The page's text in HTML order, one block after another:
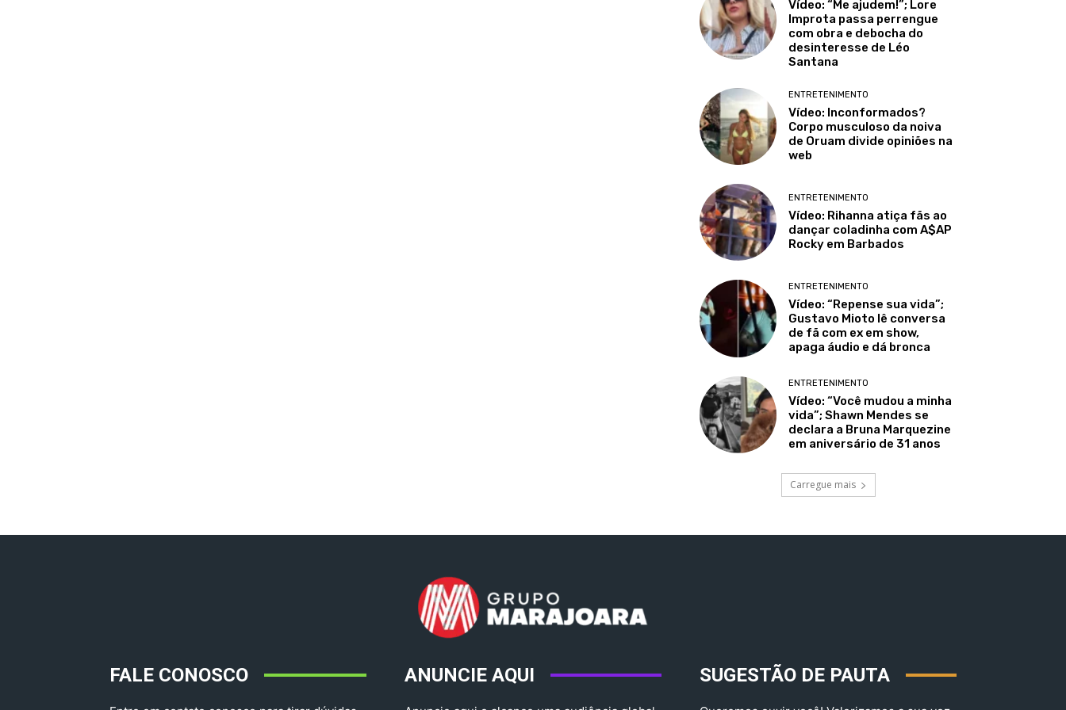
Vídeo: “Me ajudem!”; Lore
Improta passa perrengue
com obra e debocha do
desinteresse de Léo
Santana
ENTRETENIMENTO
Vídeo: Inconformados?
Corpo musculoso da noiva
de Oruam divide opiniões na
web
ENTRETENIMENTO
Vídeo: Rihanna atiça fãs ao
dançar coladinha com A$AP
Rocky em Barbados
ENTRETENIMENTO
Vídeo: “Repense sua vida”;
Gustavo Mioto lê conversa
de fã com ex em show,
apaga áudio e dá bronca
ENTRETENIMENTO
Vídeo: “Você mudou a minha
vida”; Shawn Mendes se
declara a Bruna Marquezine
em aniversário de 31 anos
Carregue mais
FALE CONOSCO ANUNCIE AQUI SUGESTÃO DE PAUTA